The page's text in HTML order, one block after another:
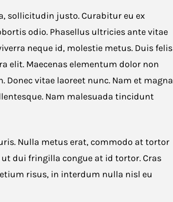
sollicitudin justo. Curabitur eu ex
odio. Phasellus ultricies ante vitae
neque id, molestie metus. Duis felis
elit. Maecenas elementum dolor non
vitae laoreet nunc. Nam et magna
Nam malesuada tincidunt
Nulla metus erat, commodo at tortor
dui fringilla congue at id tortor. Cras
risus, in interdum nulla nisl eu